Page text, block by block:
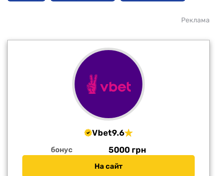
Реклама
Vbet9.6
бонус 5000 грн
На сайт